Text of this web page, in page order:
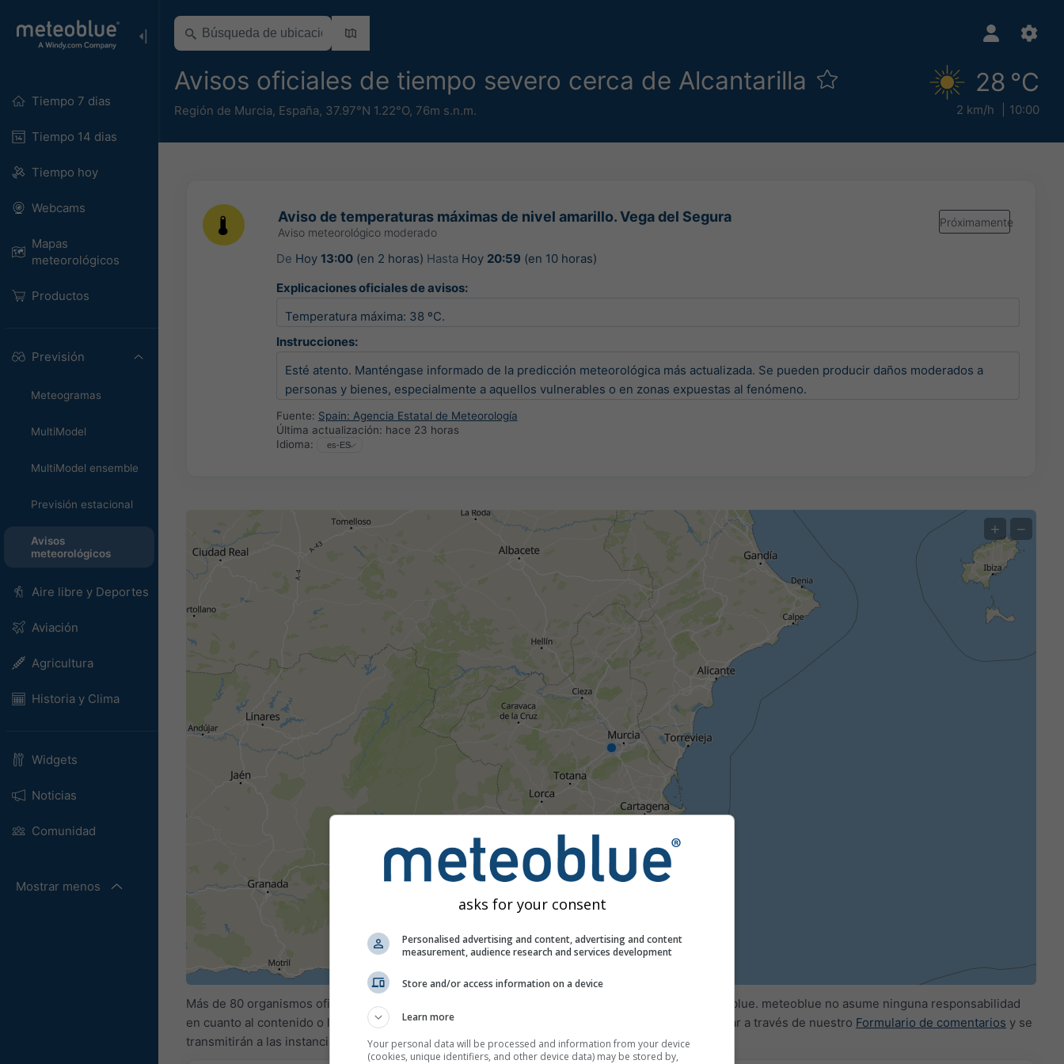
Tiempo 7 dias
Tiempo 14 dias
Tiempo hoy
Webcams
Mapas
meteorológicos
Productos
Previsión
Meteogramas
MultiModel
MultiModel ensemble
Previsión estacional
Avisos
meteorológicos
Aire libre y Deportes
Aviación
Agricultura
Historia y Clima
Widgets
Noticias
Comunidad
Mostrar menos
Avisos oficiales de tiempo severo cerca de Alcantarilla
Región de Murcia, España, 37.97°N 1.22°O, 76m s.n.m.
28 °C
2 km/h 10:00
Aviso de temperaturas máximas de nivel amarillo. Vega del Segura
Aviso meteorológico moderado
Próximamente
De Hoy 13:00(en 2 horas) Hasta Hoy 20:59 (en 10 horas)
Explicaciones oficiales de avisos:
Temperatura máxima: 38 ºC.
Instrucciones:
Esté atento. Manténgase informado de la predicción meteorológica más actualizada. Se pueden producir daños moderados a
personas y bienes, especialmente a aquellos vulnerables o en zonas expuestas al fenómeno.
Fuente: Spain: Agencia Estatal de Meteorología
Última actualización: hace 23 horas
Idioma:
>48h
+ −
Más de 80 organismos oficiales de todo el mundo proporcionan avisos de tiempo severo a meteoblue. meteoblue no asume ninguna responsabilidad
en cuanto al contenido o la naturaleza de los avisos. Cuestiones y problemas se pueden comunicar a través de nuestro Formulario de comentarios y se
transmitirán a las instancias correspondientes.
asks for your consent
Personalised advertising and content, advertising and content
measurement, audience research and services development
Store and/or access information on a device
Learn more
Your personal data will be processed and information from your device
(cookies, unique identifiers, and other device data) may be stored by,